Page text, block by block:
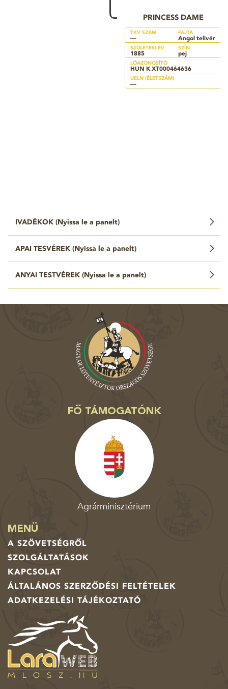
PRINCESS DAME
TKV SZÁM
—
FAJTA
Angol telivér
SZÜLETÉSI ÉV
1885
SZÍN
pej
LÓAZONOSÍTÓ
HUN K XT000464636
UELN (ÉLETSZÁM)
—
IVADÉKOK ( Nyissa le a panelt)
APAI TESVÉREK ( Nyissa le a panelt)
ANYAI TESTVÉREK ( Nyissa le a panelt)
FŐ TÁMOGATÓNK
Agrárminisztérium
MENÜ
A SZÖVETSÉGRŐL
SZOLGÁLTATÁSOK
KAPCSOLAT
ÁLTALÁNOS SZERZŐDÉSI FELTÉTELEK
ADATKEZELÉSI TÁJÉKOZTATÓ